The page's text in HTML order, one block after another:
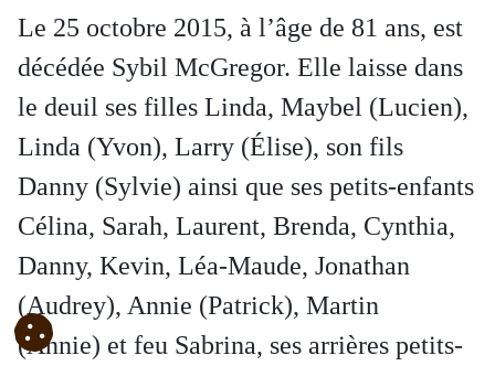
Le 25 octobre 2015, à l’âge de 81 ans, est
décédée Sybil McGregor. Elle laisse dans
le deuil ses filles Linda, Maybel (Lucien),
Linda (Yvon), Larry (Élise), son fils
Danny (Sylvie) ainsi que ses petits-enfants
Célina, Sarah, Laurent, Brenda, Cynthia,
Danny, Kevin, Léa-Maude, Jonathan
(Audrey), Annie (Patrick), Martin
(Annie) et feu Sabrina, ses arrières petits-